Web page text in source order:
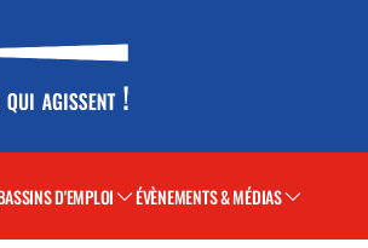
D'EMPLOI ÉVÈNEMENTS & MÉDIAS